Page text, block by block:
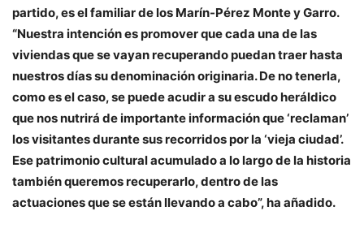
partido, es el familiar de los Marín-Pérez Monte y Garro.
“Nuestra intención es promover que cada una de las
viviendas que se vayan recuperando puedan traer hasta
nuestros días su denominación originaria. De no tenerla,
como es el caso, se puede acudir a su escudo heráldico
que nos nutrirá de importante información que ‘reclaman’
los visitantes durante sus recorridos por la ‘vieja ciudad’.
Ese patrimonio cultural acumulado a lo largo de la historia
también queremos recuperarlo, dentro de las
actuaciones que se están llevando a cabo”, ha añadido.